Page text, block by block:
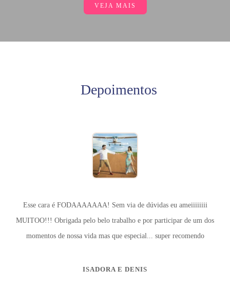
VEJA MAIS
Depoimentos
Esse cara é FODAAAAAAA! Sem via de dúvidas eu ameiiiiiiii
MUITOO!!! Obrigada pelo belo trabalho e por participar de um dos
momentos de nossa vida mas que especial... super recomendo
ISADORA E DENIS